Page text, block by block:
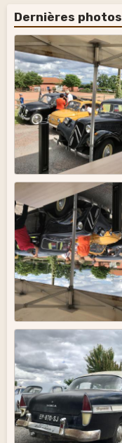
Dernières photos